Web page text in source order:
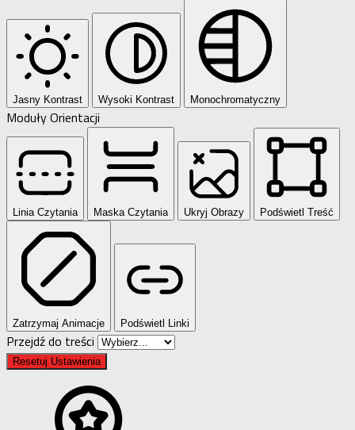
Jasny Kontrast Wysoki Kontrast Monochromatyczny
Moduły Orientacji
Linia Czytania Maska Czytania Ukryj Obrazy Podświetl Treść
Zatrzymaj Animacje Podświetl Linki
Przejdź do treści
Resetuj Ustawienia